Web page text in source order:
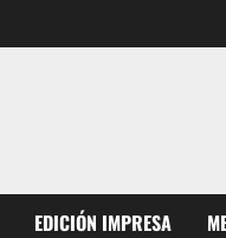
EDICIÓN IMPRESA